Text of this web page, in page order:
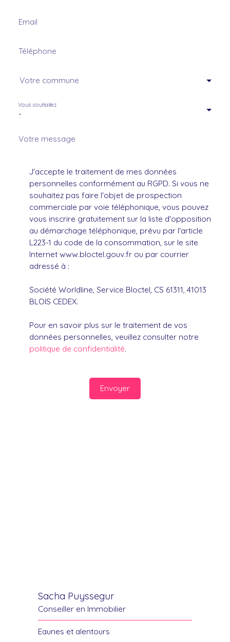
Email
Téléphone
Votre commune
-
Vous souhaitez
Votre message
J'accepte le traitement de mes données
personnelles conformément au RGPD. Si vous ne
souhaitez pas faire l'objet de prospection
commerciale par voie téléphonique, vous pouvez
vous inscrire gratuitement sur la liste d'opposition
au démarchage téléphonique, prévu par l'article
L223-1 du code de la consommation, sur le site
Internet www.bloctel.gouv.fr ou par courrier
adressé à :
Société Worldline, Service Bloctel, CS 61311, 41013
BLOIS CEDEX.
Pour en savoir plus sur le traitement de vos
données personnelles, veuillez consulter notre
politique de confidentialité.
Envoyer
Sacha Puyssegur
Conseiller en Immobilier
Eaunes et alentours